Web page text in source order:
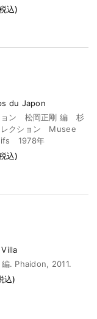
込)
du Japon
ョン 松岡正剛 編 杉
レクション Musee
1978年
込)
. Phaidon, 2011.
込)